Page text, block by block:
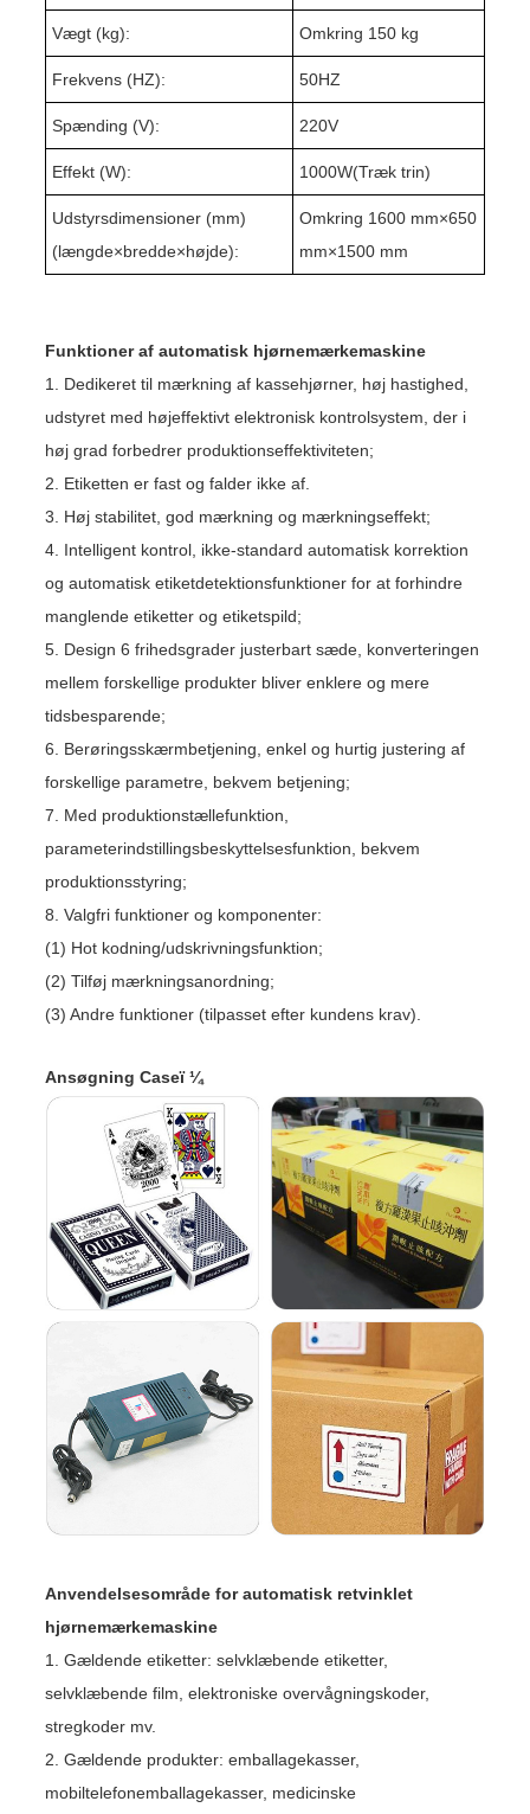
Vægt (kg): Omkring 150 kg
Frekvens (HZ): 50HZ
Spænding (V): 220V
Effekt (W): 1000W(Træk trin)
Udstyrsdimensioner (mm)
(længde×bredde×højde):
Omkring 1600 mm×650
mm×1500 mm
Funktioner af automatisk hjørnemærkemaskine
1. Dedikeret til mærkning af kassehjørner, høj hastighed,
udstyret med højeffektivt elektronisk kontrolsystem, der i
høj grad forbedrer produktionseffektiviteten;
2. Etiketten er fast og falder ikke af.
3. Høj stabilitet, god mærkning og mærkningseffekt;
4. Intelligent kontrol, ikke-standard automatisk korrektion
og automatisk etiketdetektionsfunktioner for at forhindre
manglende etiketter og etiketspild;
5. Design 6 frihedsgrader justerbart sæde, konverteringen
mellem forskellige produkter bliver enklere og mere
tidsbesparende;
6. Berøringsskærmbetjening, enkel og hurtig justering af
forskellige parametre, bekvem betjening;
7. Med produktionstællefunktion,
parameterindstillingsbeskyttelsesfunktion, bekvem
produktionsstyring;
8. Valgfri funktioner og komponenter:
(1) Hot kodning/udskrivningsfunktion;
(2) Tilføj mærkningsanordning;
(3) Andre funktioner (tilpasset efter kundens krav).
Ansøgning Caseï ¼
Anvendelsesområde for automatisk retvinklet
hjørnemærkemaskine
1. Gældende etiketter: selvklæbende etiketter,
selvklæbende film, elektroniske overvågningskoder,
stregkoder mv.
2. Gældende produkter: emballagekasser,
mobiltelefonemballagekasser, medicinske